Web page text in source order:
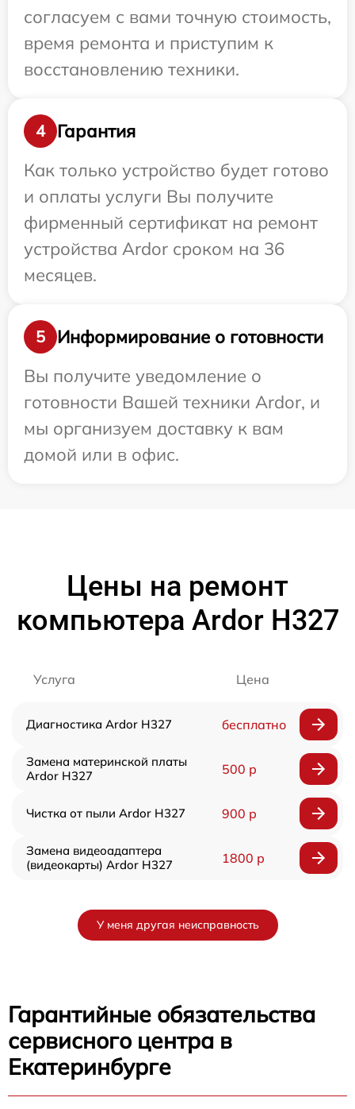
согласуем с вами точную стоимость,
время ремонта и приступим к
восстановлению техники.
4
Гарантия
Как только устройство будет готово
и оплаты услуги Вы получите
фирменный сертификат на ремонт
устройства Ardor сроком на 36
месяцев.
5
Информирование о готовности
Вы получите уведомление о
готовности Вашей техники Ardor, и
мы организуем доставку к вам
домой или в офис.
Цены на ремонт
компьютера Ardor H327
Услуга Цена
Диагностика Ardor H327 бесплатно
Замена материнской платы
Ardor H327
500 р
Чистка от пыли Ardor H327 900 р
Замена видеоадаптера
(видеокарты) Ardor H327
1800 р
У меня другая неисправность
Гарантийные обязательства
сервисного центра в
Екатеринбурге